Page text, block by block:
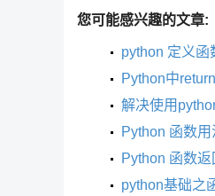
您可能感兴趣的文章:
python 定义函
Python中
解决使用
Python 函数
Python 函数
python基础之